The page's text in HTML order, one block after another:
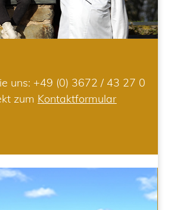
uns: +49 (0) 3672 / 43 27 0
zum Kontaktformular